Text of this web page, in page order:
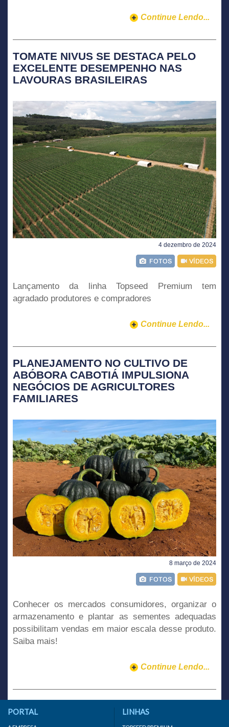
Continue Lendo...
TOMATE NIVUS SE DESTACA PELO
EXCELENTE DESEMPENHO NAS
LAVOURAS BRASILEIRAS
4 dezembro de 2024
Lançamento da linha Topseed Premium tem
agradado produtores e compradores
Continue Lendo...
PLANEJAMENTO NO CULTIVO DE
ABÓBORA CABOTIÁ IMPULSIONA
NEGÓCIOS DE AGRICULTORES
FAMILIARES
8 março de 2024
Conhecer os mercados consumidores, organizar o
armazenamento e plantar as sementes adequadas
possibilitam vendas em maior escala desse produto.
Saiba mais!
Continue Lendo...
PORTAL LINHAS